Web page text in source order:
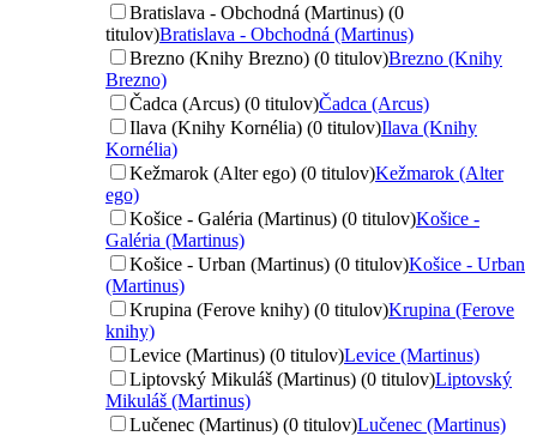
Bratislava - Obchodná (Martinus) (0
titulov)Bratislava - Obchodná (Martinus)
Brezno (Knihy Brezno) (0 titulov)Brezno (Knihy
Brezno)
Čadca (Arcus) (0 titulov)Čadca (Arcus)
Ilava (Knihy Kornélia) (0 titulov)Ilava (Knihy
Kornélia)
Kežmarok (Alter ego) (0 titulov)Kežmarok (Alter
ego)
Košice - Galéria (Martinus) (0 titulov)Košice -
Galéria (Martinus)
Košice - Urban (Martinus) (0 titulov)Košice - Urban
(Martinus)
Krupina (Ferove knihy) (0 titulov)Krupina (Ferove
knihy)
Levice (Martinus) (0 titulov)Levice (Martinus)
Liptovský Mikuláš (Martinus) (0 titulov)Liptovský
Mikuláš (Martinus)
Lučenec (Martinus) (0 titulov)Lučenec (Martinus)